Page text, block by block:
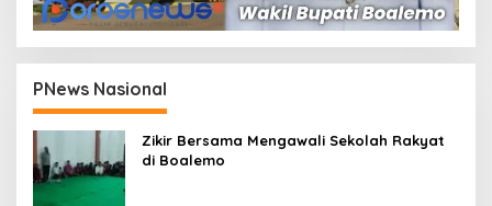
PNews Nasional
Zikir Bersama Mengawali Sekolah Rakyat
di Boalemo